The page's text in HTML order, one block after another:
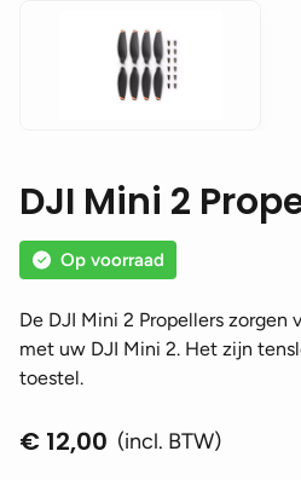
DJI Mini 2
Op voorraad
De DJI Mini 2 Propellers zorgen
met uw DJI Mini 2. Het zijn
toestel.
€ 12,00 (incl. BTW)